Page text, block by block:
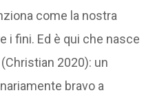
come la nostra
i fini. Ed è qui che nasce
(Christian 2020): un
bravo a